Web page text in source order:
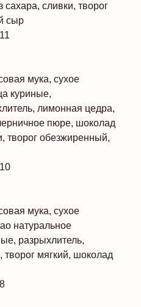
сливки, творог
сыр
мука, сухое
куриные,
лимонная цедра,
пюре, шоколад
творог обезжиренный,
мука, сухое
натуральное
разрыхлитель,
творог мягкий, шоколад